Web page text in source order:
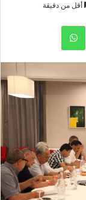
أقل من دقيقة
واتساب